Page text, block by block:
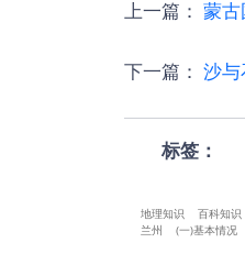
上一篇 ：蒙
下一篇 ：沙
标签：
地理知识 百科知识
兰州
(一)基本情况